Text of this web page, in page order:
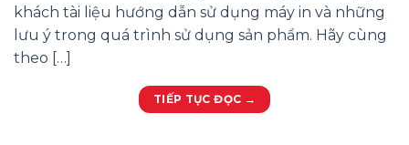
khách tài liệu hướng dẫn sử dụng máy in và những
lưu ý trong quá trình sử dụng sản phẩm. Hãy cùng
theo […]
TIẾP TỤC ĐỌC →